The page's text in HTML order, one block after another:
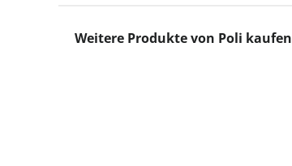
Produktgalerie überspringen
Weitere Produkte von Poli kaufen